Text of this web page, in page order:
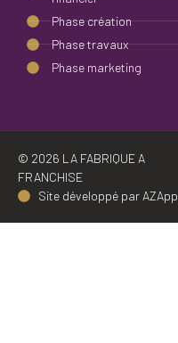
Phase création
Phase travaux
Phase marketing
© 2026 LA FABRIQUE A
FRANCHISE
Site développé par AZApp